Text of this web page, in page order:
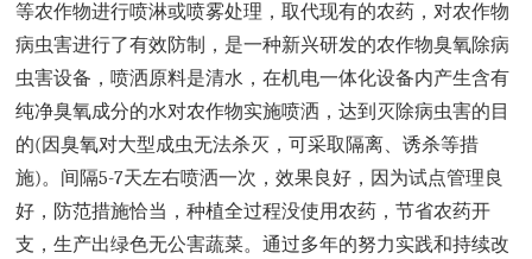
等农作物进行喷淋或喷雾处理，取代现有的农药，对农作物
病虫害进行了有效防制，是一种新兴研发的农作物臭氧除病
虫害设备，喷洒原料是清水，在机电一体化设备内产生含有
纯净臭氧成分的水对农作物实施喷洒，达到灭除病虫害的目
的(因臭氧对大型成虫无法杀灭，可采取隔离、诱杀等措
施)。间隔5-7天左右喷洒一次，效果良好， 因为试点管理良
好，防范措施恰当，种植全过程没使用农药，节省农药开
支，生产出绿色无公害蔬菜。通过多年的努力实践和持续改